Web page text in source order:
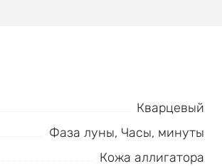
Кварцевый
Фаза луны, Часы, минуты
Кожа аллигатора